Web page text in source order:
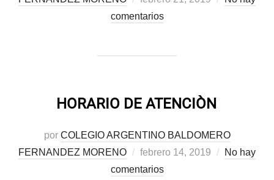
el
comentarios
HORARIO DE ATENCIÒN
por COLEGIO ARGENTINO BALDOMERO
FERNANDEZ MORENO
Publicado
el
febrero 14, 2019
No hay
comentarios